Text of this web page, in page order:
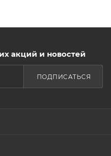
акций и новостей
ПОДПИСАТЬСЯ